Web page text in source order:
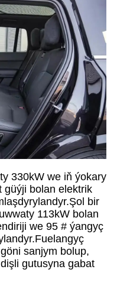
330kW we iň ýokary
güýji bolan elektrik
bir
113kW bolan
we 95 # ýangyç
sanjym bolup,
gutusyna gabat